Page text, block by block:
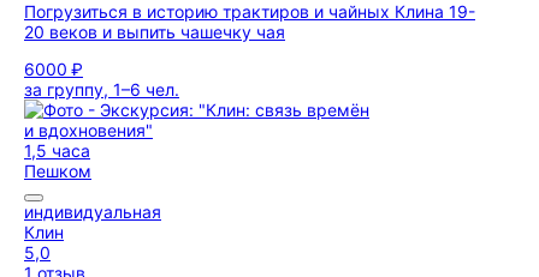
Погрузиться в историю трактиров и чайных Клина 19-
20 веков и выпить чашечку чая
6000 ₽
за группу, 1–6 чел.
1,5 часа
Пешком
индивидуальная
Клин
5,0
1 отзыв